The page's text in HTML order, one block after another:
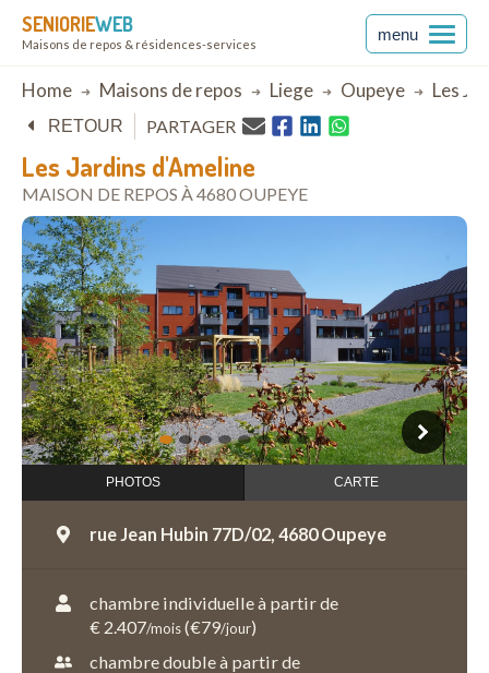
SENIORIEWEB
Maisons de repos & résidences-services
menu
Breadcrumb
Home Maisons de repos Liege Oupeye Les
Les Jardins d'Ameline
MAISON DE REPOS À 4680 OUPEYE
RETOUR PARTAGER
1 2 3 4 5 6 7 8 9
ouvrir dans Google Maps
PHOTOS CARTE
rue Jean Hubin 77D/02, 4680 Oupeye
chambre individuelle à partir de
€ 2.407/mois(€79/jour)
chambre double à partir de